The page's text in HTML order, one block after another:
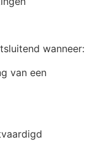
wanneer:
van een